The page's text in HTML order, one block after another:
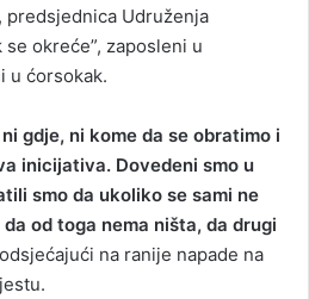
predsjednica Udruženja
okreće”, zaposleni u
u ćorsokak.
gdje, ni kome da se obratimo i
inicijativa. Dovedeni smo u
smo da ukoliko se sami ne
od toga nema ništa, da drugi
na ranije napade na